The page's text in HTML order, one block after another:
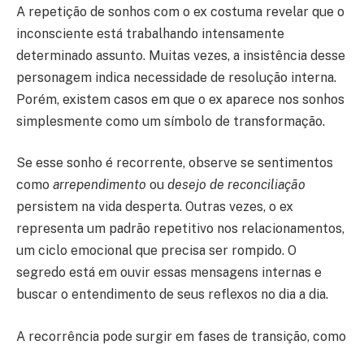
A repetição de sonhos com o ex costuma revelar que o
inconsciente está trabalhando intensamente
determinado assunto. Muitas vezes, a insistência desse
personagem indica necessidade de resolução interna.
Porém, existem casos em que o ex aparece nos sonhos
simplesmente como um símbolo de transformação.
Se esse sonho é recorrente, observe se sentimentos
como arrependimento ou desejo de reconciliação
persistem na vida desperta. Outras vezes, o ex
representa um padrão repetitivo nos relacionamentos,
um ciclo emocional que precisa ser rompido. O
segredo está em ouvir essas mensagens internas e
buscar o entendimento de seus reflexos no dia a dia.
A recorrência pode surgir em fases de transição, como